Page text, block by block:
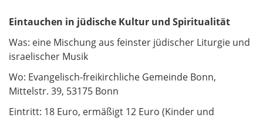
Eintauchen in jüdische Kultur und Spiritualität
Was: eine Mischung aus feinster jüdischer Liturgie und
israelischer Musik
Wo: Evangelisch-freikirchliche Gemeinde Bonn,
Mittelstr. 39, 53175 Bonn
Eintritt: 18 Euro, ermäßigt 12 Euro (Kinder und